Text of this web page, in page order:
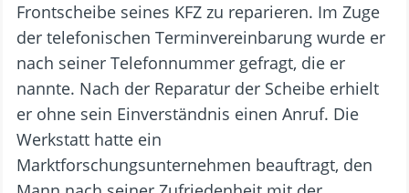
Frontscheibe seines KFZ zu reparieren. Im Zuge
der telefonischen Terminvereinbarung wurde er
nach seiner Telefonnummer gefragt, die er
nannte. Nach der Reparatur der Scheibe erhielt
er ohne sein Einverständnis einen Anruf. Die
Werkstatt hatte ein
Marktforschungsunternehmen beauftragt, den